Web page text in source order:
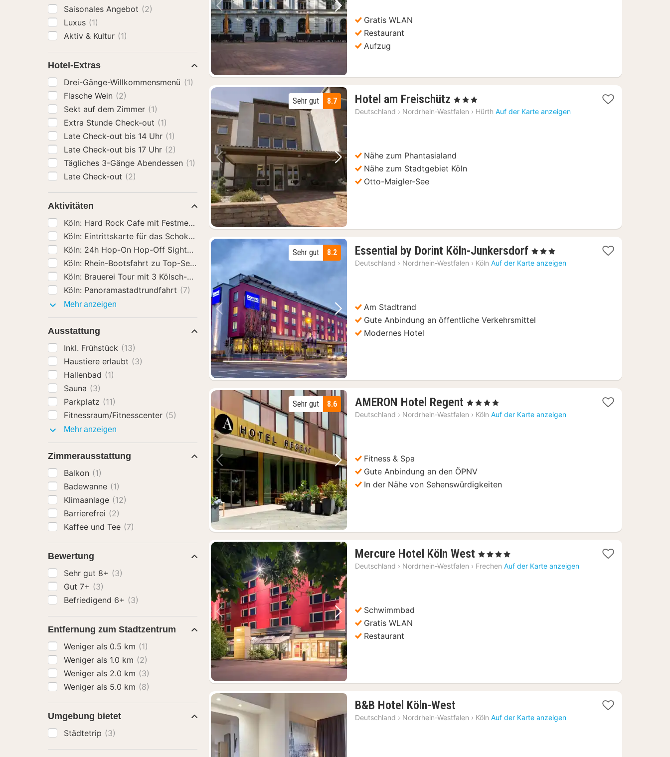
Vorheriges Bild Nächstes Bild
Gratis WLAN
Restaurant
Aufzug
Vorheriges Bild Nächstes Bild
8.7
Sehr gut Hotel am Freischütz 1
Nacht
, 3 Sterne
Deutschland › Nordrhein-Westfalen › Hürth Auf der Karte anzeigen
Nähe zum Phantasialand
Nähe zum Stadtgebiet Köln
Otto-Maigler-See
Vorheriges Bild Nächstes Bild
8.2
Sehr gut Essential by Dorint Köln-Junkersdorf 1
Nacht
, 3 Sterne
Deutschland › Nordrhein-Westfalen › Köln Auf der Karte anzeigen
Am Stadtrand
Gute Anbindung an öffentliche Verkehrsmittel
Modernes Hotel
Vorheriges Bild Nächstes Bild
8.6
Sehr gut AMERON Hotel Regent 2
Nächte
, 4 Sterne
Deutschland › Nordrhein-Westfalen › Köln Auf der Karte anzeigen
Fitness & Spa
Gute Anbindung an den ÖPNV
In der Nähe von Sehenswürdigkeiten
Vorheriges Bild Nächstes Bild
Mercure Hotel Köln West 1
Nacht
, 4 Sterne
Deutschland › Nordrhein-Westfalen › Frechen Auf der Karte anzeigen
Schwimmbad
Gratis WLAN
Restaurant
B&B Hotel Köln-West
Nacht
Deutschland › Nordrhein-Westfalen › Köln Auf der Karte anzeigen
Saisonales Angebot (2)
Luxus (1)
Aktiv & Kultur (1)
Hotel-Extras
Drei-Gänge-Willkommensmenü (1)
Flasche Wein (2)
Sekt auf dem Zimmer (1)
Extra Stunde Check-out (1)
Late Check-out bis 14 Uhr (1)
Late Check-out bis 17 Uhr (2)
Tägliches 3-Gänge Abendessen (1)
Late Check-out (2)
Aktivitäten
Köln: Hard Rock Cafe mit Festmenü zum Mittag- oder Abendessen
(7)
Köln: Eintrittskarte für das Schokoladenmuseum(7)
Köln: 24h Hop-On Hop-Off Sightseeing Bus Ticket
Köln: Rhein-Bootsfahrt zu Top-Sehenswürdigkeiten(7)
Köln: Brauerei Tour mit 3 Kölsch-Verkostungen(7)
Köln: Panoramastadtrundfahrt (7)
Mehr anzeigen
Ausstattung
Inkl. Frühstück (13)
Haustiere erlaubt (3)
Hallenbad (1)
Sauna (3)
Parkplatz (11)
Fitnessraum/Fitnesscenter (5)
Mehr anzeigen
Zimmerausstattung
Balkon (1)
Badewanne (1)
Klimaanlage (12)
Barrierefrei (2)
Kaffee und Tee (7)
Bewertung
Sehr gut 8+ (3)
Gut 7+ (3)
Befriedigend 6+ (3)
Entfernung zum Stadtzentrum
Weniger als 0.5 km (1)
Weniger als 1.0 km (2)
Weniger als 2.0 km (3)
Weniger als 5.0 km (8)
Umgebung bietet
Städtetrip (3)